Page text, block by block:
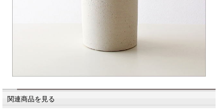
関連商品を見る